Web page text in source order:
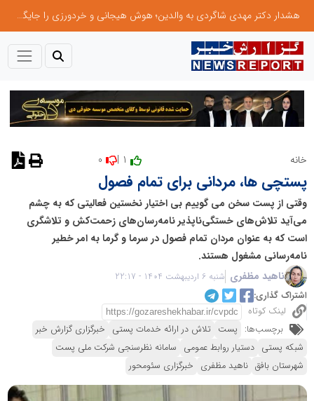
هشدار دکتر مهدی شاگردی به والدین؛ هوش هیجانی و خردورزی را جایگزین نمره‌محوری کنید
خانه
پستچی ها، مردانی برای تمام فصول
وقتی از پست سخن می گوییم بی اختیار نخستین فعالیتی که به چشم
می‌آید تلاش‌های خستگی‌ناپذیر نامه‌رسان‌های زحمت‌کش و تلاشگری
است که به عنوان مردان تمام فصول در سرما و گرما به امر خطیر
نامه‌رسانی مشغول هستند.
ناهید مظفری شنبه 6 اردیبهشت 1404 - 22:17
اشتراک گذاری:
لینک کوتاه
برچسب‌ها: پست تلاش در ارائه خدمات پستی خبرگزاری گزارش خبر
شبکه پستی دستیار روابط عمومی سامانه نظرسنجی شرکت ملی پست
شهرستان بافق ناهید مظفری خبرگزاری سئومحور